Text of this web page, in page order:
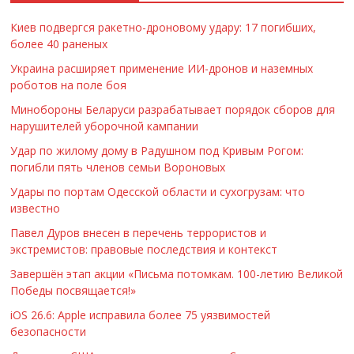
Киев подвергся ракетно-дроновому удару: 17 погибших,
более 40 раненых
Украина расширяет применение ИИ-дронов и наземных
роботов на поле боя
Минобороны Беларуси разрабатывает порядок сборов для
нарушителей уборочной кампании
Удар по жилому дому в Радушном под Кривым Рогом:
погибли пять членов семьи Вороновых
Удары по портам Одесской области и сухогрузам: что
известно
Павел Дуров внесен в перечень террористов и
экстремистов: правовые последствия и контекст
Завершён этап акции «Письма потомкам. 100-летию Великой
Победы посвящается!»
iOS 26.6: Apple исправила более 75 уязвимостей
безопасности